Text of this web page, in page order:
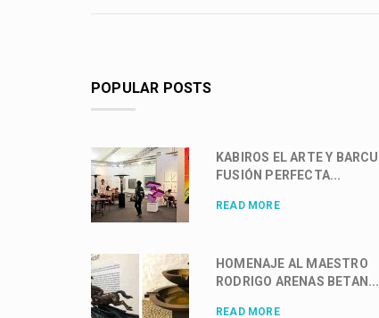
POPULAR POSTS
KABIROS EL ARTE Y BARCU
FUSIÓN PERFECTA...
READ MORE
HOMENAJE AL MAESTRO
RODRIGO ARENAS BETAN...
READ MORE